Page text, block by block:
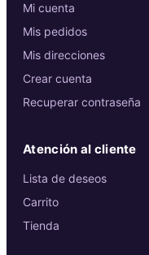
Mi cuenta
Mis pedidos
Mis direcciones
Crear cuenta
Recuperar contraseña
Atención al cliente
Lista de deseos
Carrito
Tienda